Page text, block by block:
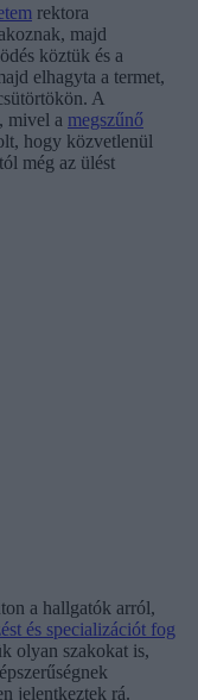
rektora
majd
köztük és a
elhagyta a termet,
A
mivel a megszűnő
hogy közvetlenül
még az ülést
a hallgatók arról,
és specializációt fog
olyan szakokat is,
jelentkeztek rá.